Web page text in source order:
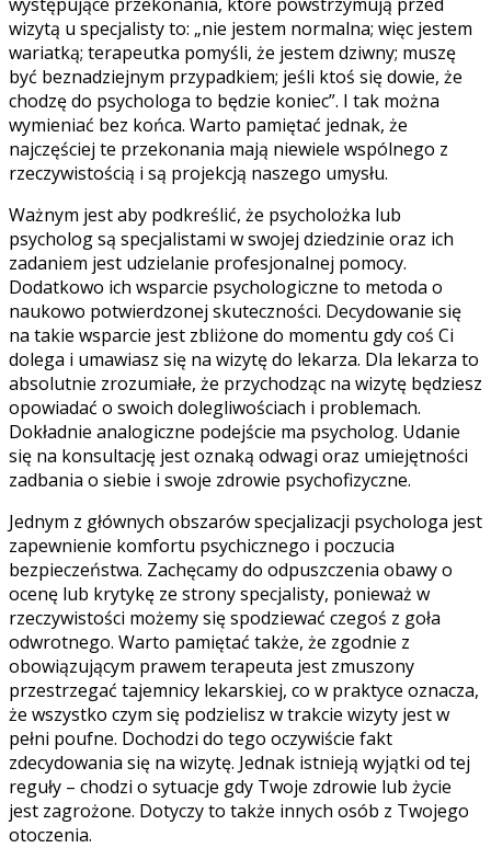
wizytą u specjalisty to: „nie jestem normalna; więc jestem
wariatką; terapeutka pomyśli, że jestem dziwny; muszę
być beznadziejnym przypadkiem; jeśli ktoś się dowie, że
chodzę do psychologa to będzie koniec”. I tak można
wymieniać bez końca. Warto pamiętać jednak, że
najczęściej te przekonania mają niewiele wspólnego z
rzeczywistością i są projekcją naszego umysłu.
Ważnym jest aby podkreślić, że psycholożka lub
psycholog są specjalistami w swojej dziedzinie oraz ich
zadaniem jest udzielanie profesjonalnej pomocy.
Dodatkowo ich wsparcie psychologiczne to metoda o
naukowo potwierdzonej skuteczności. Decydowanie się
na takie wsparcie jest zbliżone do momentu gdy coś Ci
dolega i umawiasz się na wizytę do lekarza. Dla lekarza to
absolutnie zrozumiałe, że przychodząc na wizytę będziesz
opowiadać o swoich dolegliwościach i problemach.
Dokładnie analogiczne podejście ma psycholog. Udanie
się na konsultację jest oznaką odwagi oraz umiejętności
zadbania o siebie i swoje zdrowie psychofizyczne.
Jednym z głównych obszarów specjalizacji psychologa jest
zapewnienie komfortu psychicznego i poczucia
bezpieczeństwa. Zachęcamy do odpuszczenia obawy o
ocenę lub krytykę ze strony specjalisty, ponieważ w
rzeczywistości możemy się spodziewać czegoś z goła
odwrotnego. Warto pamiętać także, że zgodnie z
obowiązującym prawem terapeuta jest zmuszony
przestrzegać tajemnicy lekarskiej, co w praktyce oznacza,
że wszystko czym się podzielisz w trakcie wizyty jest w
pełni poufne. Dochodzi do tego oczywiście fakt
zdecydowania się na wizytę. Jednak istnieją wyjątki od tej
reguły – chodzi o sytuacje gdy Twoje zdrowie lub życie
jest zagrożone. Dotyczy to także innych osób z Twojego
otoczenia.